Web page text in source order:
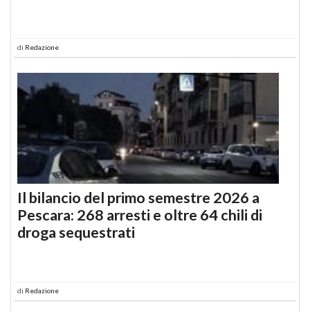
di Redazione
Il bilancio del primo semestre 2026 a
Pescara: 268 arresti e oltre 64 chili di
droga sequestrati
di Redazione